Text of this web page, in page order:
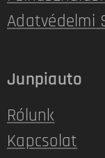
Adatvédelmi
Junpiauto
Rólunk
Kapcsolat